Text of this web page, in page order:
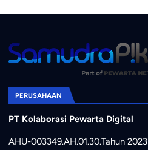
PERUSAHAAN
PT Kolaborasi Pewarta Digital
AHU-003349.AH.01.30.Tahun 2023